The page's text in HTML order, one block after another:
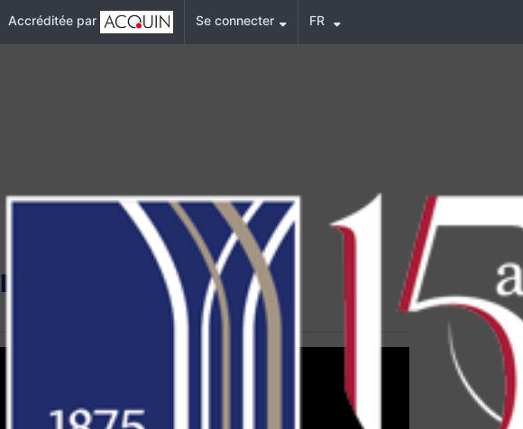
Accréditée par Se connecter FR
Management